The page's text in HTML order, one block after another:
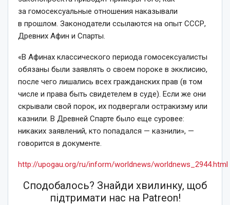
за гомосексуальные отношения наказывали
в прошлом. Законодатели ссылаются на опыт СССР,
Древних Афин и Спарты.
«В Афинах классического периода гомосексуалисты
обязаны были заявлять о своем пороке в экклисию,
после чего лишались всех гражданских прав (в том
числе и права быть свидетелем в суде). Если же они
скрывали свой порок, их подвергали остракизму или
казнили. В Древней Спарте было еще суровее:
никаких заявлений, кто попадался — казнили», —
говорится в документе.
http://upogau.org/ru/inform/worldnews/worldnews_2944.html
Сподобалось? Знайди хвилинку, щоб
підтримати нас на Patreon!